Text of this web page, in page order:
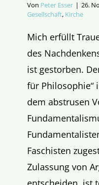
Von Peter Esser | 26.
Gesellschaft, Kirche
Mich erfüllt
des
ist gestorben.
für Philosophie“
dem abstrusen
Faschisten
Zulassung von